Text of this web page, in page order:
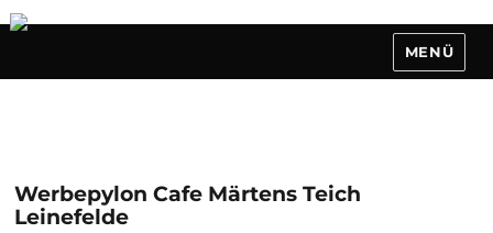
MENÜ
Werbepylon Cafe Märtens Teich
Leinefelde